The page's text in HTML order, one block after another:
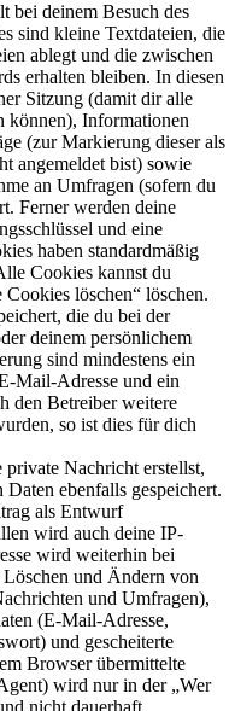
bei deinem Besuch des
sind kleine Textdateien, die
ablegt und die zwischen
erhalten bleiben. In diesen
Sitzung (damit dir alle
können), Informationen
(zur Markierung dieser als
angemeldet bist) sowie
an Umfragen (sofern du
Ferner werden deine
und eine
haben standardmäßig
Cookies kannst du
löschen“ löschen.
die du bei der
deinem persönlichem
sind mindestens ein
Mail-Adresse und ein
den Betreiber weitere
so ist dies für dich
Nachricht erstellst,
ebenfalls gespeichert.
als Entwurf
wird auch deine IP-
wird weiterhin bei
und Ändern von
und Umfragen),
(E-Mail-Adresse,
und gescheiterte
Browser übermittelte
wird nur in der „Wer